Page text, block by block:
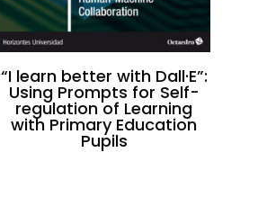
“I learn better with Dall·E”:
Using Prompts for Self-
regulation of Learning
with Primary Education
Pupils